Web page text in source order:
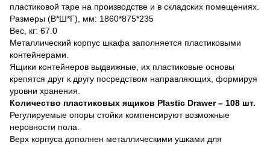
пластиковой таре на производстве и в складских помещениях.
Размеры (В*Ш*Г), мм: 1860*875*235
Вес, кг: 67.0
Металлический корпус шкафа заполняется пластиковыми
контейнерами.
Ящики контейнеров выдвижные, их пластиковые основы
крепятся друг к другу посредством направляющих, формируя
уровни хранения.
Количество пластиковых ящиков Plastic Drawer – 108 шт.
Регулируемые опоры стойки компенсируют возможные
неровности пола.
Верх корпуса дополнен металлическими ушками для